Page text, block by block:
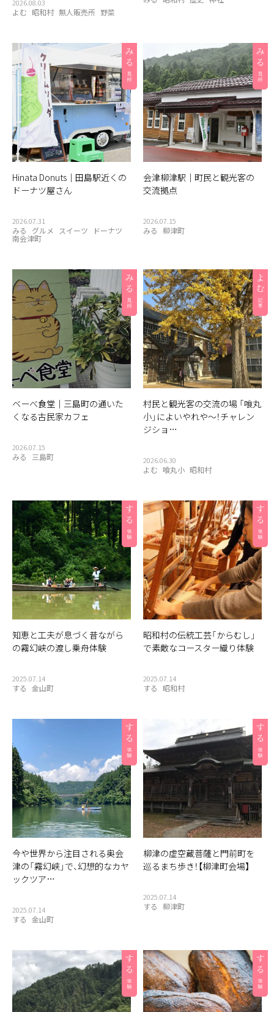
2026.08.03
よむ 昭和村 無人販売所 野菜
Hinata Donuts｜田島駅近くの
ドーナツ屋さん
2026.07.31
みる グルメ スイーツ ドーナツ
南会津町
会津柳津駅｜町民と観光客の
交流拠点
2026.07.15
みる 柳津町
ベーべ食堂｜三島町の通いた
くなる古民家カフェ
2026.07.15
みる 三島町
村民と観光客の交流の場 「喰丸
小」によいやれや〜！チャレン
ジショ…
2026.06.30
よむ 喰丸小 昭和村
知恵と工夫が息づく昔ながら
の霧幻峡の渡し乗舟体験
2025.07.14
する 金山町
昭和村の伝統工芸「からむし」
で素敵なコースター織り体験
2025.07.14
する 昭和村
今や世界から注目される奥会
津の「霧幻峡」で、幻想的なカヤ
ックツア…
2025.07.14
する 金山町
柳津の虚空蔵菩薩と門前町を
巡るまち歩き！【柳津町会場】
2025.07.14
する 柳津町